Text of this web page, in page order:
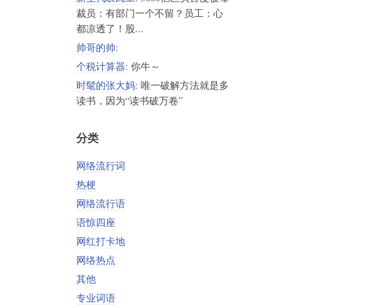
裁员：有部门一个不留？员工：心
都凉透了！股...
帅哥的帅:
个税计算器: 你牛～
时髦的张大妈: 唯一破解方法就是多
读书，因为“读书破万卷”
分类
网络流行词
热梗
网络流行语
语惊四座
网红打卡地
网络热点
其他
专业词语